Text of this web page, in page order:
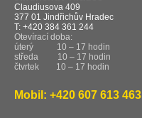
Claudiusova 409
377 01 Jindřichův Hradec
T: +420 384 361 244
Otevírací doba:
úterý 10 – 17 hodin
středa 10 – 17 hodin
čtvrtek 10 – 17 hodin
Mobil: +420 607 613 463